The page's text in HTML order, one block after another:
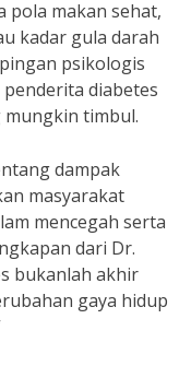
pola makan sehat,
kadar gula darah
psikologis
diabetes
mungkin timbul.
dampak
masyarakat
mencegah serta
dari Dr.
bukanlah akhir
gaya hidup